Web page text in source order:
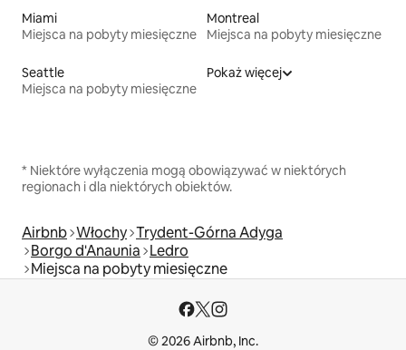
Miami
Miejsca na pobyty miesięczne
Montreal
Miejsca na pobyty miesięczne
Seattle
Miejsca na pobyty miesięczne
Pokaż więcej
* Niektóre wyłączenia mogą obowiązywać w niektórych
regionach i dla niektórych obiektów.
Airbnb Włochy Trydent-Górna Adyga
Borgo d'Anaunia Ledro
Miejsca na pobyty miesięczne
© 2026 Airbnb, Inc.